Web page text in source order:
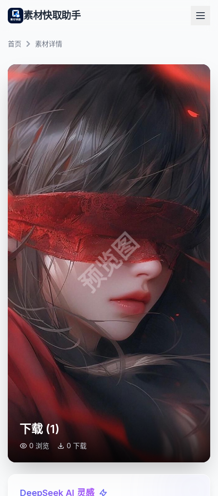
素材快取助手
首页 素材详情
预览图
下载 (1)
0 浏览 0 下载
DeepSeek AI 灵感